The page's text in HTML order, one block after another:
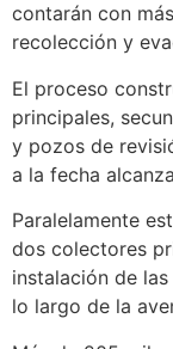
contarán con
recolección y
El proceso
principales,
y pozos de
a la fecha
Paralelamente
dos colectores
instalación de
lo largo de la